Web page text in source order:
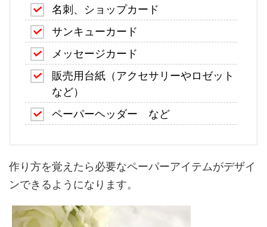
名刺、ショップカード
サンキューカード
メッセージカード
販売用台紙（アクセサリーやロゼット
など）
ペーパーヘッダー など
作り方を覚えたら必要なペーパーアイテムがデザイ
ンできるようになります。